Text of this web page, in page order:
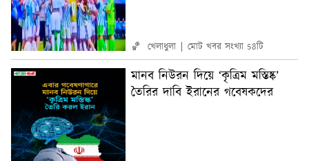
🏀 খেলাধুলা মোট খবর সংখ্যা 58টি
মানব নিউরন দিয়ে ‘কৃত্রিম মস্তিষ্ক’
তৈরির দাবি ইরানের গবেষকদের